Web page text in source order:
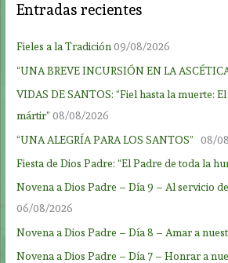
Entradas recientes
Fieles a la Tradición09/08/2026
“UNA BREVE INCURSIÓN EN LA
VIDAS DE SANTOS: “Fiel hasta la muerte:
mártir” 08/08/2026
“UNA ALEGRÍA PARA LOS SANTOS”
08/
Fiesta de Dios Padre: “El Padre de toda la
Novena a Dios Padre – Día 9 – Al servicio
06/08/2026
Novena a Dios Padre – Día 8 – Amar a
Novena a Dios Padre – Día 7 – Honrar a